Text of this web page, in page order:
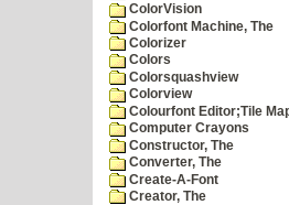
ColorVision
Colorfont Machine, The
Colorizer
Colors
Colorsquashview
Colorview
Colourfont Editor;Tile
Computer Crayons
Constructor, The
Converter, The
Create-A-Font
Creator, The